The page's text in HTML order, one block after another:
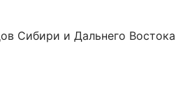
Сибири и Дальнего Востока